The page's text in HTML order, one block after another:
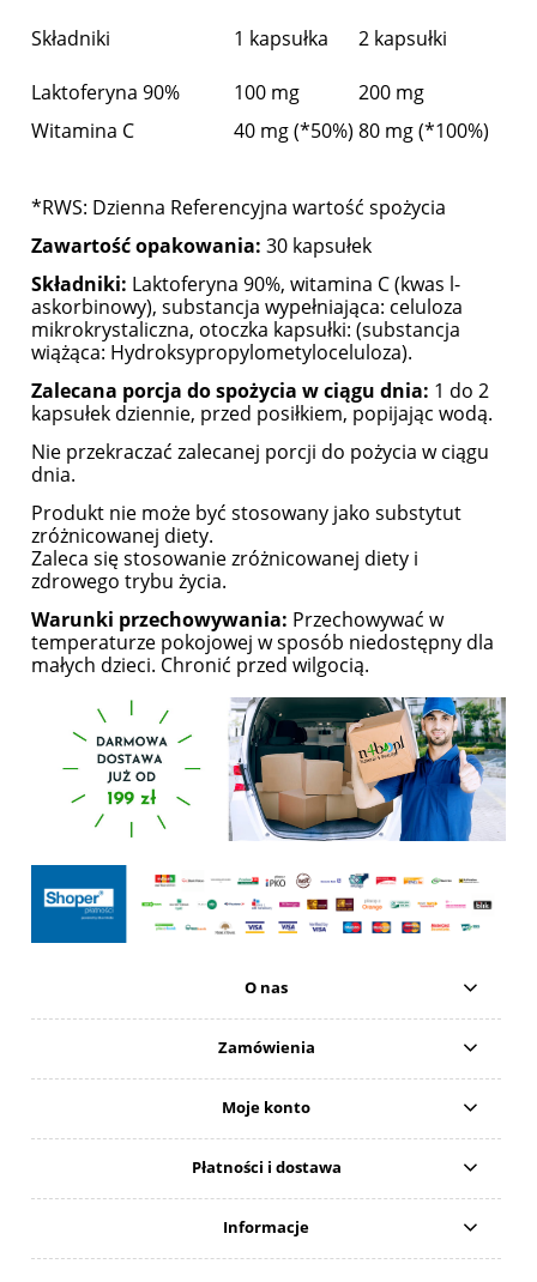
Składniki 1 kapsułka 2 kapsułki
Laktoferyna 90%
Witamina C
100 mg
40 mg (*50%)
200 mg
80 mg (*100%)
*RWS: Dzienna Referencyjna wartość spożycia
Zawartość opakowania: 30 kapsułek
Składniki: Laktoferyna 90%, witamina C (kwas l-
askorbinowy), substancja wypełniająca: celuloza
mikrokrystaliczna, otoczka kapsułki: (substancja
wiążąca: Hydroksypropylometyloceluloza).
Zalecana porcja do spożycia w ciągu dnia: 1 do 2
kapsułek dziennie, przed posiłkiem, popijając wodą.
Nie przekraczać zalecanej porcji do pożycia w ciągu
dnia.
Produkt nie może być stosowany jako substytut
zróżnicowanej diety.
Zaleca się stosowanie zróżnicowanej diety i
zdrowego trybu życia.
Warunki przechowywania: Przechowywać w
temperaturze pokojowej w sposób niedostępny dla
małych dzieci. Chronić przed wilgocią.
O nas
Zamówienia
Moje konto
Płatności i dostawa
Informacje